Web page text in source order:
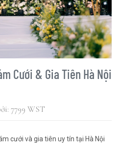
Cưới & Gia Tiên Hà Nội
7799 WST
cưới và gia tiên uy tín tại Hà Nội